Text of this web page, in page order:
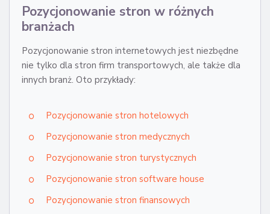
Pozycjonowanie stron w różnych
branżach
Pozycjonowanie stron internetowych jest niezbędne
nie tylko dla stron firm transportowych, ale także dla
innych branż. Oto przykłady:
Pozycjonowanie stron hotelowych
Pozycjonowanie stron medycznych
Pozycjonowanie stron turystycznych
Pozycjonowanie stron software house
Pozycjonowanie stron finansowych